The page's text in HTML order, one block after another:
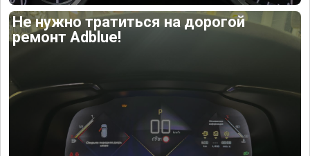
Не нужно тратиться на дорогой
ремонт Adblue!